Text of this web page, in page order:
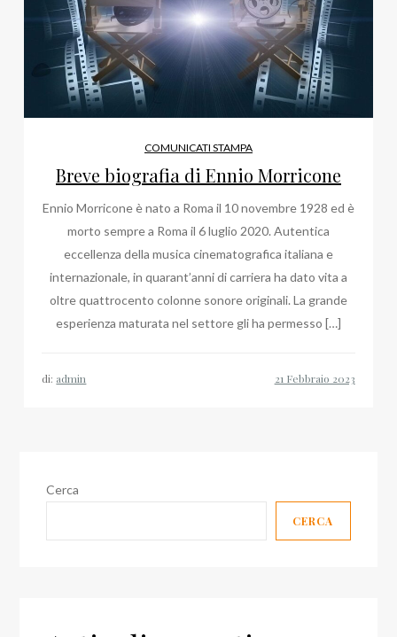
COMUNICATI STAMPA
Breve biografia di Ennio Morricone
Ennio Morricone è nato a Roma il 10 novembre 1928 ed è
morto sempre a Roma il 6 luglio 2020. Autentica
eccellenza della musica cinematografica italiana e
internazionale, in quarant’anni di carriera ha dato vita a
oltre quattrocento colonne sonore originali. La grande
esperienza maturata nel settore gli ha permesso […]
di: admin
Cerca
CERCA